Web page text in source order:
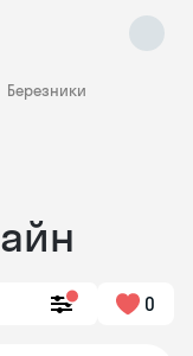
Березники
0